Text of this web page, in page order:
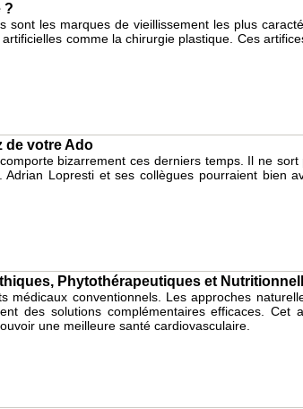
?
les marques de vieillissement les plus
comme la chirurgie plastique. Ces
de votre Ado
bizarrement ces derniers temps. Il ne
Lopresti et ses collègues pourraient bien
Phytothérapeutiques et
conventionnels. Les approches
des solutions complémentaires efficaces. Cet
une meilleure santé cardiovasculaire.